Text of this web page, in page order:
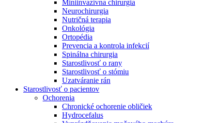
V nefrologických ambulanciách prevádzkujeme poradenstvo
a prípravu pacientov k jednotlivým metódam náhrady funkcie
obličiek. Zvoľte si mesto, ktoré potrebujete a navštívte nás.
Miniinvazívna chirurgia
Neurochirurgia
Nutričná terapia
Onkológia
Ortopédia
Prevencia a kontrola infekcií
Spinálna chirurgia
Starostlivosť o rany
Starostlivosť o stómiu
Uzatváranie rán
Starostlivosť o pacientov
Ochorenia
Chronické ochorenie obličiek
Hydrocefalus